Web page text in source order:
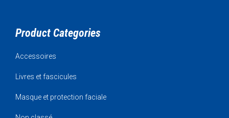
Product Categories
Accessoires
Livres et fascicules
Masque et protection faciale